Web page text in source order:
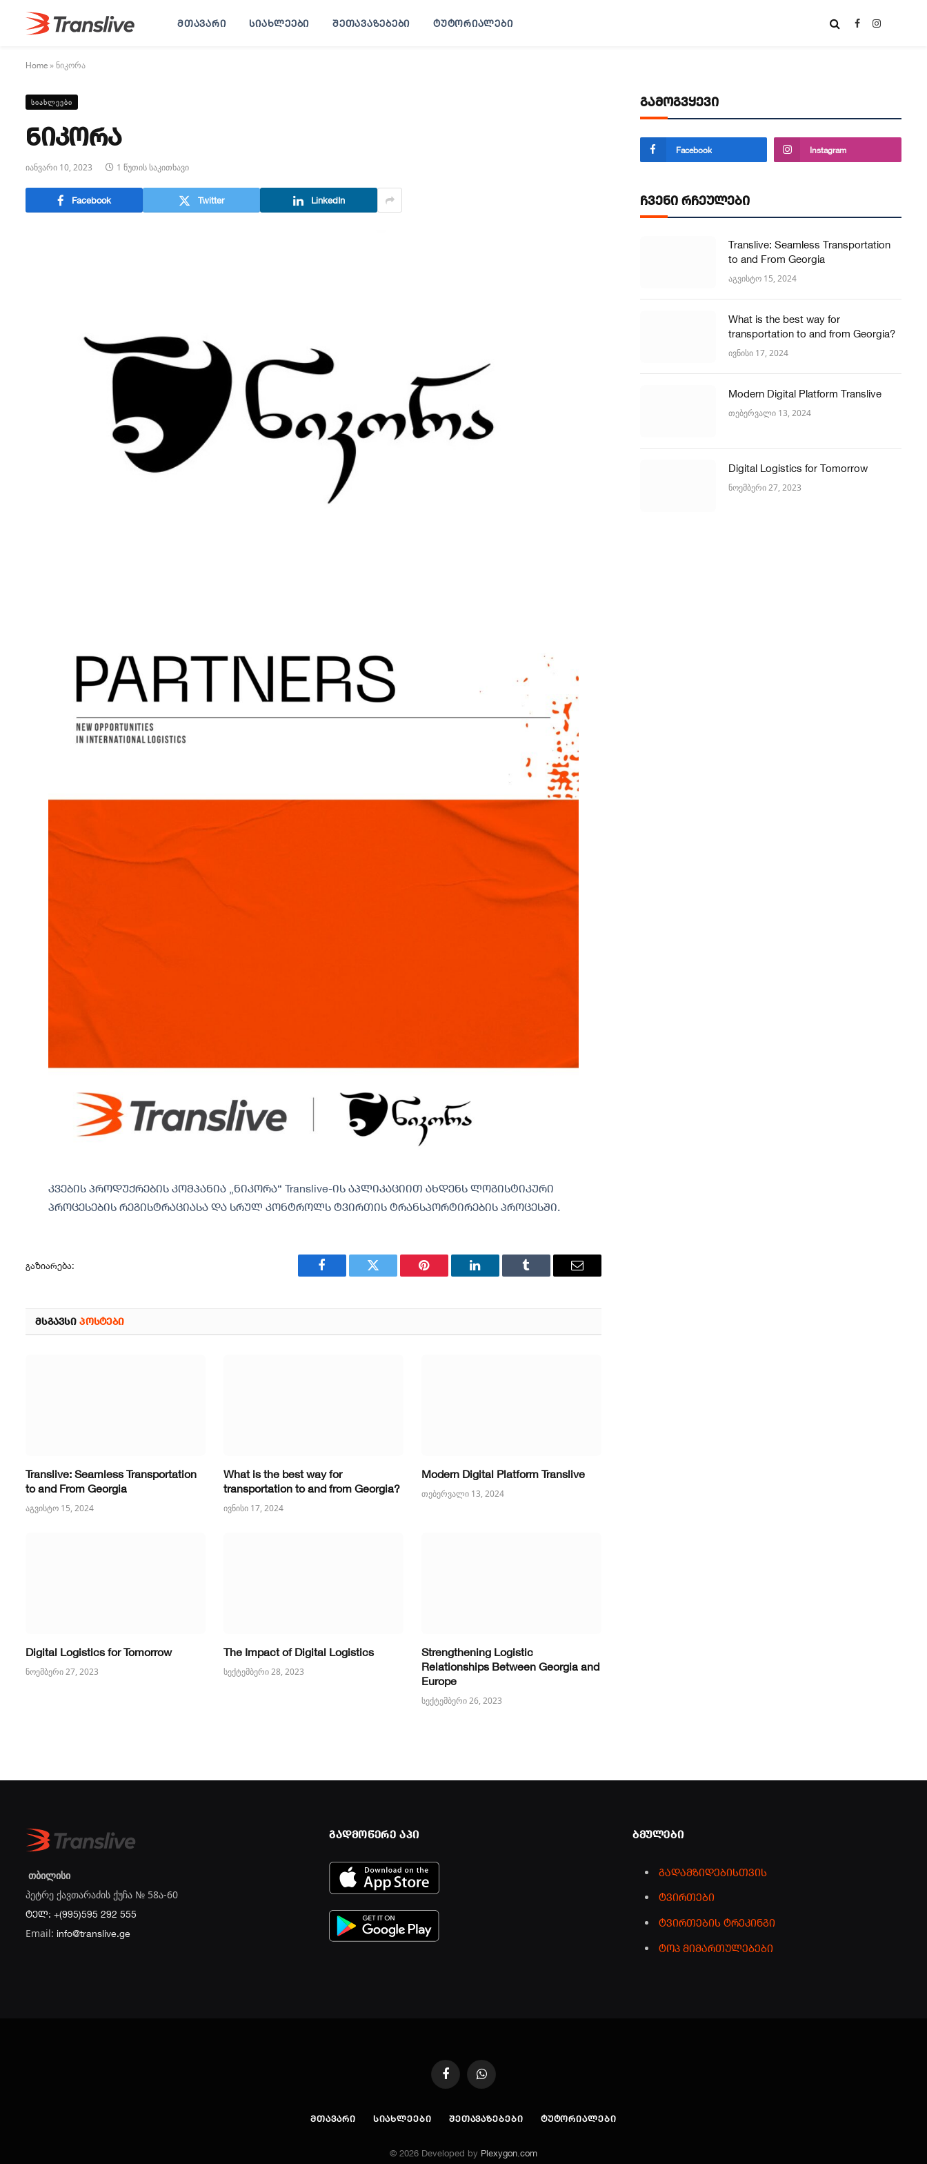
ᲛᲗᲐᲕᲐᲠᲘ ᲡᲘᲐᲮᲚᲔᲔᲑᲘ ᲨᲔᲗᲐᲕᲐᲖᲔᲑᲔᲑᲘ ᲢᲣᲢᲝᲠᲘᲐᲚᲔᲑᲘ
FacebookInstagram
Home »ნიკორა
ᲡᲘᲐᲮᲚᲔᲔᲑᲘ
ნიკორა
იანვარი 10, 2023 1 წუთის საკითხავი
Facebook Twitter LinkedIn
კვების პროდუქრების კომპანია „ნიკორა“ Translive-ის აპლიკაციით ახდენს ლოგისტიკური
პროცესების რეგისტრაციასა და სრულ კონტროლს ტვირთის ტრანსპორტირების პროცესში.
ᲒᲐᲖᲘᲐᲠᲔᲑᲐ:
Facebook Twitter Pinterest LinkedIn Tumblr Email
ᲛᲡᲒᲐᲕᲡᲘᲞᲝᲡᲢᲔᲑᲘ
Translive: Seamless Transportation
to and From Georgia
აგვისტო 15, 2024
What is the best way for
transportation to and from Georgia?
ივნისი 17, 2024
Modern Digital Platform Translive
თებერვალი 13, 2024
Digital Logistics for Tomorrow
ნოემბერი 27, 2023
The Impact of Digital Logistics
სექტემბერი 28, 2023
Strengthening Logistic
Relationships Between Georgia and
Europe
სექტემბერი 26, 2023
გამოგვყევი
Facebook Instagram
ჩვენი რჩეულები
Translive: Seamless Transportation
to and From Georgia
აგვისტო 15, 2024
What is the best way for
transportation to and from Georgia?
ივნისი 17, 2024
Modern Digital Platform Translive
თებერვალი 13, 2024
Digital Logistics for Tomorrow
ნოემბერი 27, 2023
თბილისი
პეტრე ქავთარაძის ქუჩა № 58ა-60
ტელ: +(995)595 292 555
Email: info@translive.ge
ᲒᲐᲓᲛᲝᲬᲔᲠᲔ ᲐᲞᲘ ᲑᲛᲣᲚᲔᲑᲘ
გადამზიდებისთვის
ტვირთები
ტვირთების ტრეკინგი
ტოპ მიმართულებები
FacebookWhatsApp
ᲛᲗᲐᲕᲐᲠᲘ ᲡᲘᲐᲮᲚᲔᲔᲑᲘ ᲨᲔᲗᲐᲕᲐᲖᲔᲑᲔᲑᲘ ᲢᲣᲢᲝᲠᲘᲐᲚᲔᲑᲘ
© 2026 Developed by Plexygon.com